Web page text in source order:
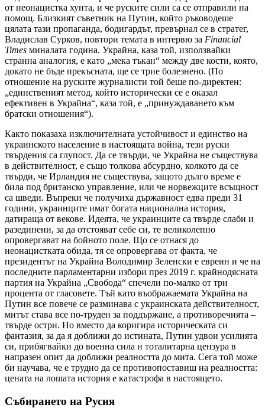
от неонацистка хунта, и че руските сили са се отправили на
помощ. Близкият съветник на Путин, който ръководеше
цялата тази пропаганда, бодигардът, превърнал се в стратег,
Владислав Сурков, повтори темата в интервю за Financial
Times миналата година. Украйна, каза той, използвайки
странна аналогия, е като „мека тъкан“ между две кости, която,
докато не бъде прекъсната, ще се трие болезнено. (По
отношение на руските журналисти той беше по-директен:
„единственият метод, който исторически се е оказал
ефективен в Украйна“, каза той, е „принуждаването към
братски отношения“).
Както показаха изключителната устойчивост и единство на
украинското население в настоящата война, тези руски
твърдения са глупост. Да се твърди, че Украйна не съществува
в действителност, е също толкова абсурдно, колкото да се
твърди, че Ирландия не съществува, защото дълго време е
била под британско управление, или че норвежците всъщност
са шведи. Въпреки че получиха държавност едва преди 31
години, украинците имат богата национална история,
датираща от векове. Идеята, че украинците са твърде слаби и
разединени, за да отстояват себе си, те великолепно
опровергават на бойното поле. Що се отнася до
неонацистката обида, тя се опровергава от факта, че
президентът на Украйна Володимир Зеленски е евреин и че на
последните парламентарни избори през 2019 г. крайнодясната
партия на Украйна „Свобода“ спечели по-малко от три
процента от гласовете. Тъй като въображаемата Украйна на
Путин все повече се разминава с украинската действителност,
митът става все по-труден за поддържане, а противоречията –
твърде остри. Но вместо да коригира историческата си
фантазия, за да я доближи до истината, Путин удвои усилията
си, прибягвайки до военна сила и тоталитарна цензура в
напразен опит да доближи реалността до мита. Сега той може
би научава, че е трудно да се противопоставиш на реалността:
цената на лошата история е катастрофа в настоящето.
Събирането на Русия